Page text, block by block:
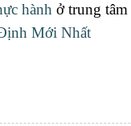
hành ở trung
Mới Nhất